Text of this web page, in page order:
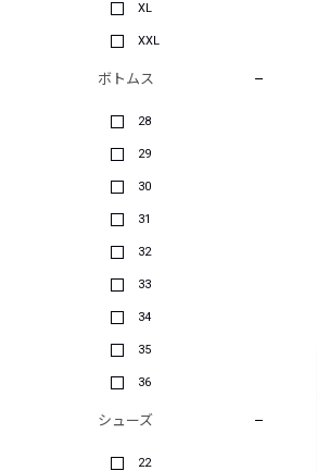
XL
XXL
ボトムス
28
29
30
31
32
33
34
35
36
シューズ
22